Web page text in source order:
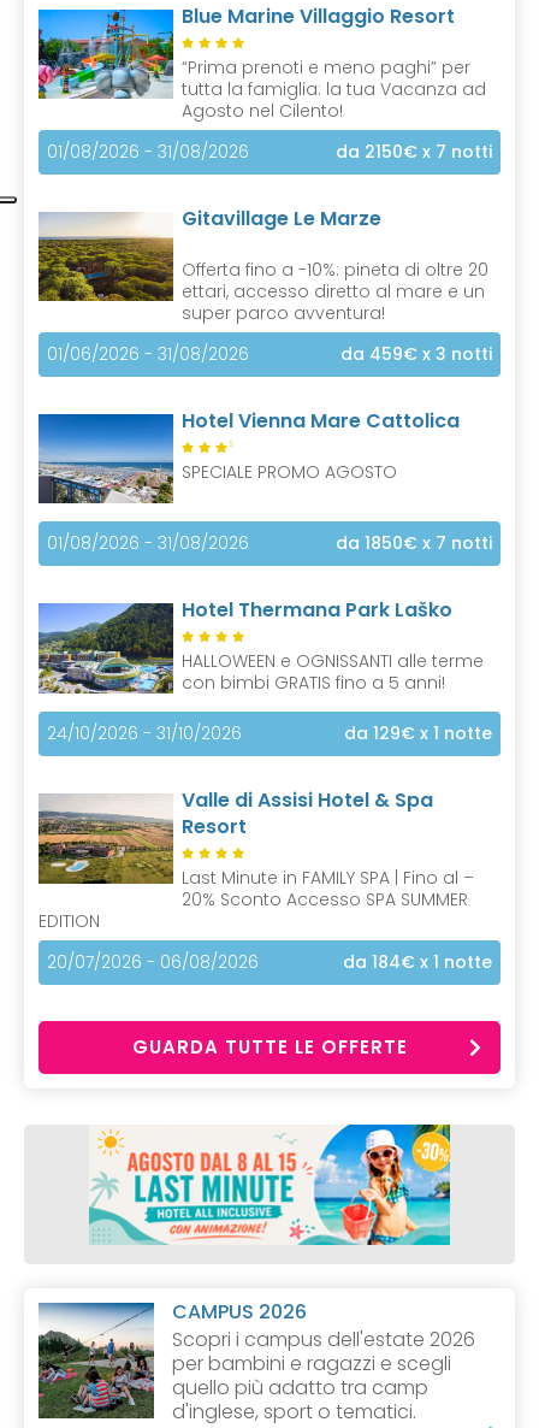
Blue Marine Villaggio Resort
“Prima prenoti e meno paghi” per
tutta la famiglia: la tua Vacanza ad
Agosto nel Cilento!
01/08/2026 - 31/08/2026
da 2150€ x 7 notti
Gitavillage Le Marze
Offerta fino a -10%: pineta di oltre 20
ettari, accesso diretto al mare e un
super parco avventura!
01/06/2026 - 31/08/2026
da 459€ x 3 notti
Hotel Vienna Mare Cattolica
S
SPECIALE PROMO AGOSTO
01/08/2026 - 31/08/2026 da 1850€ x 7 notti
Hotel Thermana Park Laško
HALLOWEEN e OGNISSANTI alle terme
con bimbi GRATIS fino a 5 anni!
24/10/2026 - 31/10/2026 da 129€ x 1 notte
Valle di Assisi Hotel & Spa
Resort
Last Minute in FAMILY SPA | Fino al –
20% Sconto Accesso SPA SUMMER
EDITION
20/07/2026 - 06/08/2026
da 184€ x 1 notte
GUARDA TUTTE LE OFFERTE
CAMPUS 2026
Scopri i campus dell'estate 2026
per bambini e ragazzi e scegli
quello più adatto tra camp
d'inglese, sport o tematici.